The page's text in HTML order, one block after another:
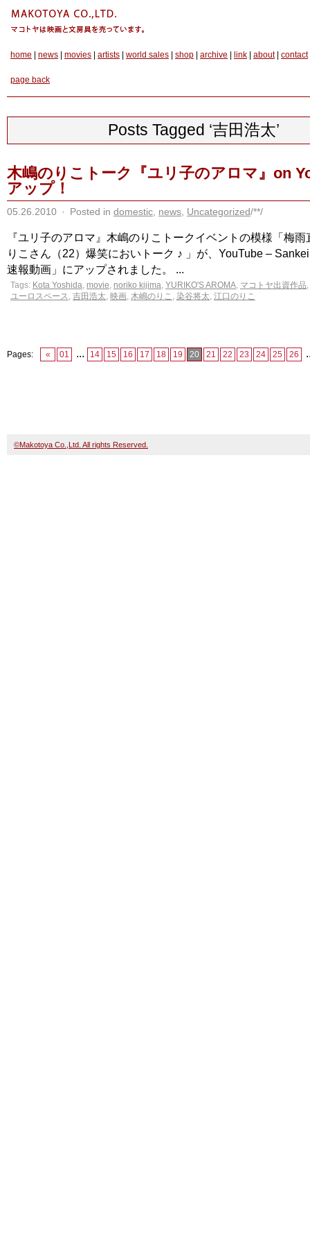
home news movies artists world sales shop archive link about| contact
page back
Posts Tagged ‘吉田浩太’
木嶋のりこトーク『ユリ子のアロマ』on
アップ！
05.26.2010 · Posted in domestic news Uncategorized/**/
『ユリ子のアロマ』木嶋のりこトークイベントの模様「梅
りこさん（22）爆笑においトーク ♪ 」が、YouTube –
速報動画」にアップされました。 ...
Tags: Kota Yoshida, movie, noriko kijima, YURIKO'S AROMA, マコトヤ出資作品,
ユーロスペース, 吉田浩太, 映画, 木嶋のりこ , 染谷将太, 江口のりこ
Pages: « 01 ... 14 15 16 17 18 19 20 21 22 23 24 25 26
©Makotoya Co.,Ltd. All rights Reserved.